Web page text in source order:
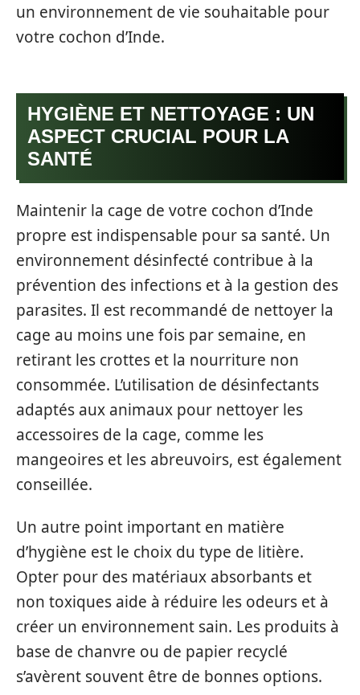
un environnement de vie souhaitable pour
votre cochon d’Inde.
HYGIÈNE ET NETTOYAGE : UN
ASPECT CRUCIAL POUR LA
SANTÉ
Maintenir la cage de votre cochon d’Inde
propre est indispensable pour sa santé. Un
environnement désinfecté contribue à la
prévention des infections et à la gestion des
parasites. Il est recommandé de nettoyer la
cage au moins une fois par semaine, en
retirant les crottes et la nourriture non
consommée. L’utilisation de désinfectants
adaptés aux animaux pour nettoyer les
accessoires de la cage, comme les
mangeoires et les abreuvoirs, est également
conseillée.
Un autre point important en matière
d’hygiène est le choix du type de litière.
Opter pour des matériaux absorbants et
non toxiques aide à réduire les odeurs et à
créer un environnement sain. Les produits à
base de chanvre ou de papier recyclé
s’avèrent souvent être de bonnes options.